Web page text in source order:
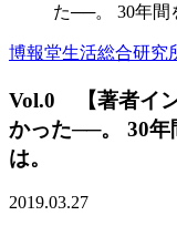
た──。 30年間
博報堂生活総合研究
Vol.0 【著者イ
かった──。 30年
は。
2019.03.27